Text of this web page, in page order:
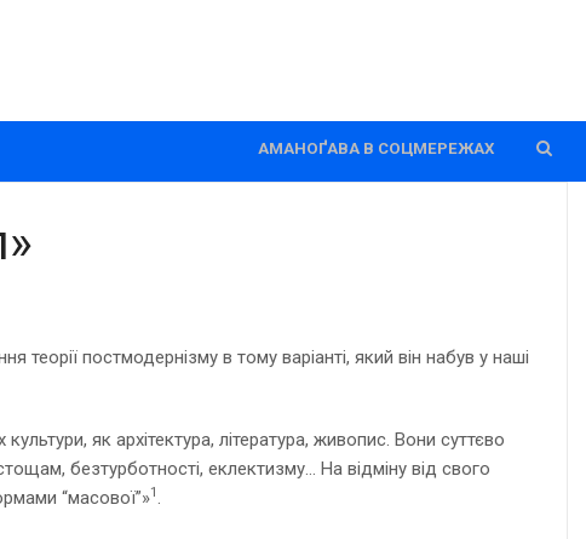
АМАНОҐАВА В СОЦМЕРЕЖАХ
постмодернізму в тому варіанті, який він набув у наші
як архітектура, література, живопис. Вони суттєво
безтурботності, еклектизму… На відміну від свого
“масової”»1 .